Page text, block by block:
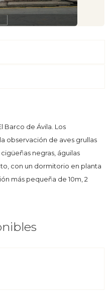
Barco de Ávila. Los
observación de aves grullas
negras, águilas
con un dormitorio en planta
más pequeña de 10m, 2